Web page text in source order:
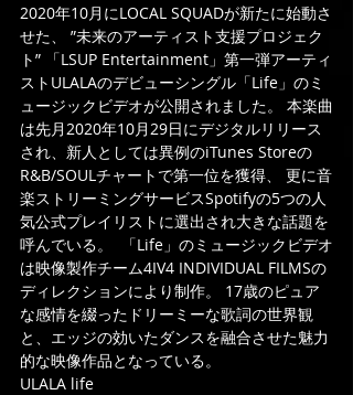
2020年10月にLOCAL SQUADが新たに始動さ
せた、 ”未来のアーティスト支援プロジェク
ト” 「LSUP Entertainment」第一弾アーティ
ストULALAのデビューシングル「Life」のミ
ュージックビデオが公開されました。 本楽曲
は先月2020年10月29日にデジタルリリース
され、新人としては異例のiTunes Storeの
R&B/SOULチャートで第一位を獲得、 更に音
楽ストリーミングサービスSpotifyの5つの人
気公式プレイリストに選出され大きな話題を
呼んでいる。  「Life」のミュージックビデオ
は映像製作チーム4IV4 INDIVIDUAL FILMSの
ディレクションにより制作。 17歳のピュア
な感情を綴ったドリーミーな歌詞の世界観
と、エッジの効いたダンスを融合させた魅力
的な映像作品となっている。
ULALA life